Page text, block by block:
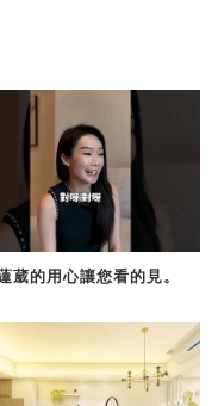
葳的用心讓您看的見。